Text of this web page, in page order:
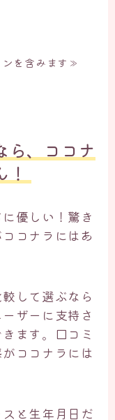
を含みます≫
ら、ココナ
優しい！驚き
コナラにはあ
して選ぶなら
ザーに支持さ
ます。口コミ
ココナラには
と生年月日だ